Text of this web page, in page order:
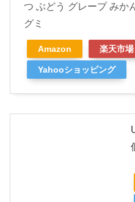
つ ぶどう グレープ みか
グミ
Amazon 楽天市場
Yahooショッピング